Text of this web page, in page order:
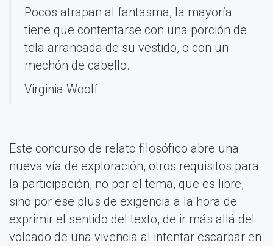
Pocos atrapan al fantasma, la mayoría
tiene que contentarse con una porción de
tela arrancada de su vestido, o con un
mechón de cabello.
Virginia Woolf
Este concurso de relato filosófico abre una
nueva vía de exploración, otros requisitos para
la participación, no por el tema, que es libre,
sino por ese plus de exigencia a la hora de
exprimir el sentido del texto, de ir más allá del
volcado de una vivencia al intentar escarbar en